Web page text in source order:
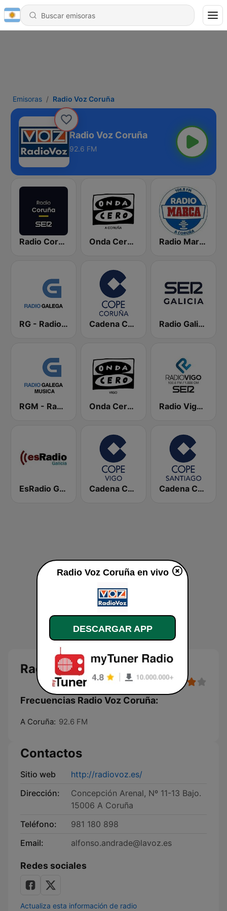
Emisoras Radio Voz Coruña
Radio Voz Coruña
92.6 FM
Radio Coruña SER Onda Cero A Coruña Radio Marca Coruña
RG - Radio Galega Cadena COPE Coruña Radio Galicia SER
RGM - Radio Galega Música Onda Cero Vigo Radio Vigo SER
EsRadio Galicia Cadena COPE Vigo Cadena COPE Santiago
Radio Voz Coruña
Frecuencias Radio Voz Coruña:
A Coruña: 92.6 FM
Contactos
Sitio web
http://radiovoz.es/
Dirección:
Concepción Arenal, Nº 11-13 Bajo.
15006 A Coruña
Teléfono:
981 180 898
Email:
alfonso.andrade@lavoz.es
Redes sociales
Actualiza esta información de radio
Radio Voz Coruña en vivo
DESCARGAR APP